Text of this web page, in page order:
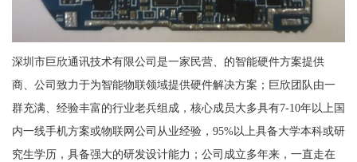
深圳市巨欣通讯技术有限公司是一家民营、的智能硬件方案提供
商、公司致力于为智能物联领域提供硬件解决方案；巨欣团队由一
群充满、经验丰富的行业老兵组成，核心成员大多具有7-10年以上国
内一线手机方案或物联网公司从业经验，95%以上具备大学本科或研
究生学历，具备强大的研发设计能力；公司成立多年来，一直走在